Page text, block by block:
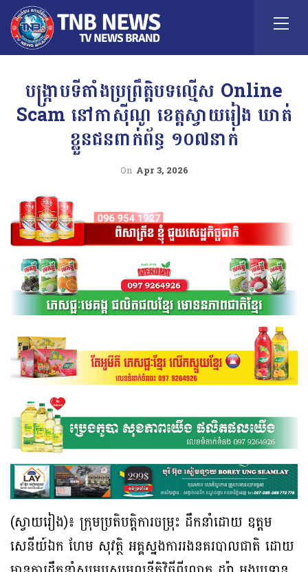
បង្ក្រាបទីតាំងប្រព្រឹត្តិបទល្មើស Online
Scam នៅកាស៊ីណូ ខេត្តស្វាយរៀង ឃាត់
ខ្លួនជនពាក់ព័ន្ធ ១០៧នាក់
On Apr 3, 2026
(ស្វាយរៀង)៖ ក្រុមប្រតិបត្តិការចម្រុះ ដឹកនាំដោយ ឧត្តម
សេនីយ៍ឯក ហែម សុវត្ថិ អគ្គស្នងការរងនគរបាលជាតិ ដោយ